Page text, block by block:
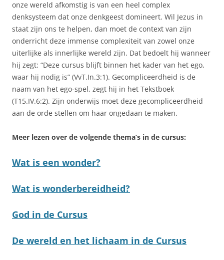
onze wereld afkomstig is van een heel complex
denksysteem dat onze denkgeest domineert. Wil Jezus in
staat zijn ons te helpen, dan moet de context van zijn
onderricht deze immense complexiteit van zowel onze
uiterlijke als innerlijke wereld zijn. Dat bedoelt hij wanneer
hij zegt: “Deze cursus blijft binnen het kader van het ego,
waar hij nodig is” (VvT.In.3:1). Gecompliceerdheid is de
naam van het ego-spel, zegt hij in het Tekstboek
(T15.IV.6:2). Zijn onderwijs moet deze gecompliceerdheid
aan de orde stellen om haar ongedaan te maken.
Meer lezen over de volgende thema’s in de cursus:
Wat is een wonder?
Wat is wonderbereidheid?
God in de Cursus
De wereld en het lichaam in de Cursus